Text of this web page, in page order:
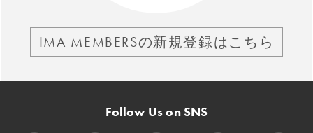
IMA MEMBERSの新規登録はこちら
Follow Us on SNS